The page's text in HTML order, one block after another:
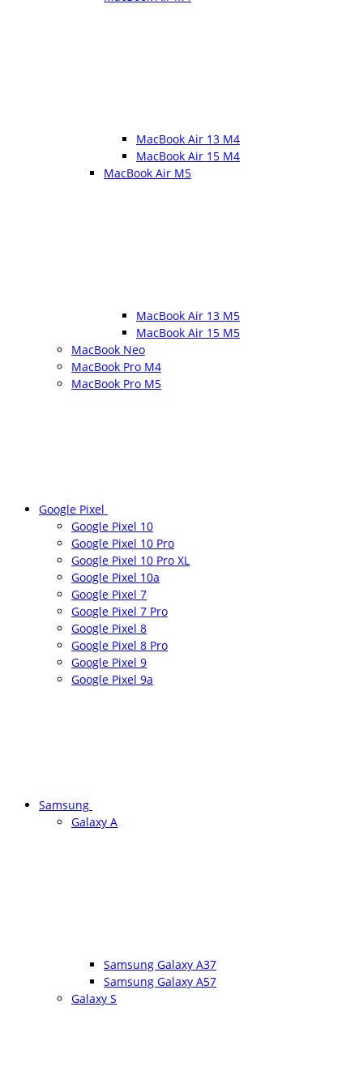
MacBook Air 13 M4
MacBook Air 15 M4
MacBook Air M5
MacBook Air 13 M5
MacBook Air 15 M5
MacBook Neo
MacBook Pro M4
MacBook Pro M5
Google Pixel
Google Pixel 10
Google Pixel 10 Pro
Google Pixel 10 Pro XL
Google Pixel 10a
Google Pixel 7
Google Pixel 7 Pro
Google Pixel 8
Google Pixel 8 Pro
Google Pixel 9
Google Pixel 9a
Samsung
Galaxy A
Samsung Galaxy A37
Samsung Galaxy A57
Galaxy S